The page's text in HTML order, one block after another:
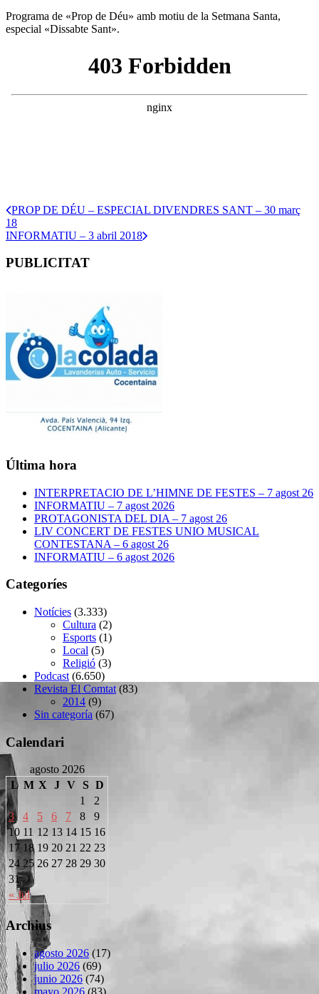
Programa de «Prop de Déu» amb motiu de la Setmana Santa,
especial «Dissabte Sant».
PROP DE DÉU – ESPECIAL DIVENDRES SANT – 30 març
18
INFORMATIU – 3 abril 2018
PUBLICITAT
Última hora
INTERPRETACIO DE L’HIMNE DE FESTES – 7 agost 26
INFORMATIU – 7 agost 2026
PROTAGONISTA DEL DIA – 7 agost 26
LIV CONCERT DE FESTES UNIO MUSICAL
CONTESTANA – 6 agost 26
INFORMATIU – 6 agost 2026
Categoríes
Notícies (3.333)
Cultura (2)
Esports (1)
Local (5)
Religió (3)
Podcast (6.650)
Revista El Comtat (83)
2014 (9)
Sin categoría (67)
Calendari
agosto 2026
L M X J V S D
« Jul
1
2
3
4 5 6 7 8
9
10 11 12 13 14 15 16
17 18 19 20 21 22 23
24 25 26 27 28 29 30
31
Archius
agosto 2026 (17)
julio 2026 (69)
junio 2026 (74)
mayo 2026 (83)